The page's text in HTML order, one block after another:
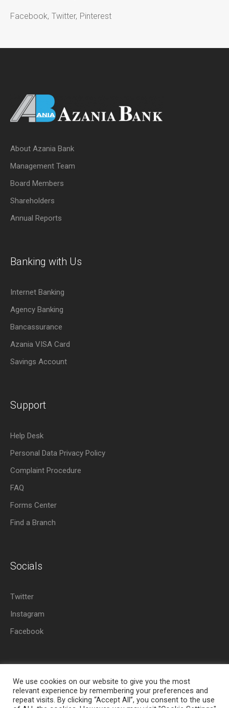
Facebook Twitter Pinterest
About Azania Bank
Management Team
Board Members
Shareholders
Annual Reports
Banking with Us
Internet Banking
Agency Banking
Bancassurance
Azania VISA Card
Savings Account
Support
Help Desk
Personal Data Privacy Policy
Complaint Procedure
FAQ
Forms Center
Find a Branch
Socials
Twitter
Instagram
Facebook
About Azania Bank Help Desk Careers
We use cookies on our website to give you the most
relevant experience by remembering your preferences and
repeat visits. By clicking “Accept All”, you consent to the use